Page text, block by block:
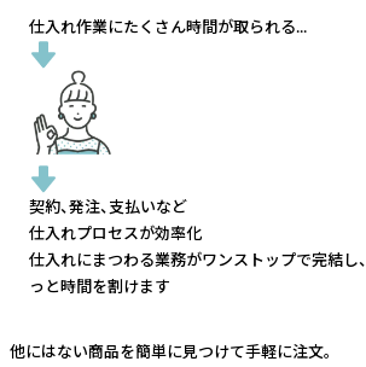
仕入れ作業にたくさん時間が取られる...
契約、発注、支払いなど
仕入れプロセスが効率化
仕入れにまつわる業務がワンストップで完結し、
っと時間を割けます
他にはない商品を簡単に見つけて手軽に注文。